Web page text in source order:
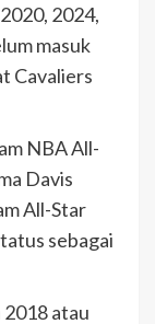
2024,
masuk
Cavaliers
NBA All-
Davis
All-Star
sebagai
2018 atau